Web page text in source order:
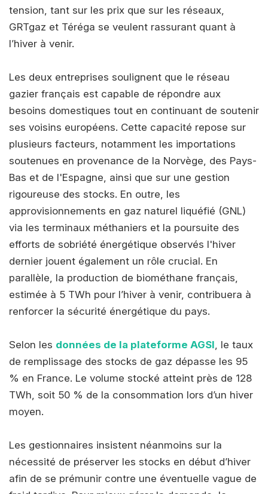
tension, tant sur les prix que sur les réseaux,
GRTgaz et Téréga se veulent rassurant quant à
l’hiver à venir.
Les deux entreprises soulignent que le réseau
gazier français est capable de répondre aux
besoins domestiques tout en continuant de soutenir
ses voisins européens. Cette capacité repose sur
plusieurs facteurs, notamment les importations
soutenues en provenance de la Norvège, des Pays-
Bas et de l'Espagne, ainsi que sur une gestion
rigoureuse des stocks. En outre, les
approvisionnements en gaz naturel liquéfié (GNL)
via les terminaux méthaniers et la poursuite des
efforts de sobriété énergétique observés l'hiver
dernier jouent également un rôle crucial. En
parallèle, la production de biométhane français,
estimée à 5 TWh pour l’hiver à venir, contribuera à
renforcer la sécurité énergétique du pays.
Selon les données de la plateforme AGSI , le taux
de remplissage des stocks de gaz dépasse les 95
% en France. Le volume stocké atteint près de 128
TWh, soit 50 % de la consommation lors d’un hiver
moyen.
Les gestionnaires insistent néanmoins sur la
nécessité de préserver les stocks en début d’hiver
afin de se prémunir contre une éventuelle vague de